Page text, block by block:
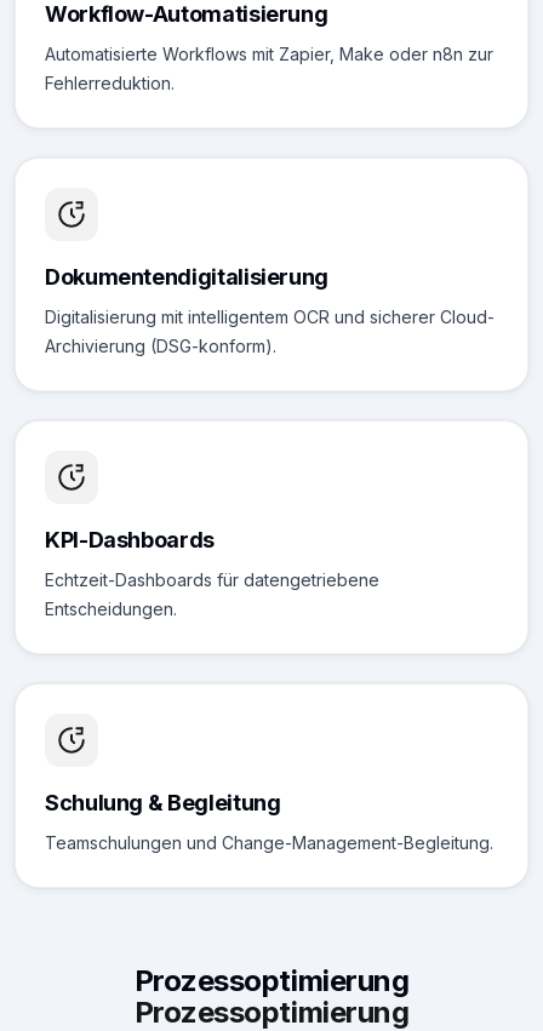
Workflow-Automatisierung
Automatisierte Workflows mit Zapier, Make oder n8n zur
Fehlerreduktion.
Dokumentendigitalisierung
Digitalisierung mit intelligentem OCR und sicherer Cloud-
Archivierung (DSG-konform).
KPI-Dashboards
Echtzeit-Dashboards für datengetriebene
Entscheidungen.
Schulung & Begleitung
Teamschulungen und Change-Management-Begleitung.
Prozessoptimierung
Prozessoptimierung